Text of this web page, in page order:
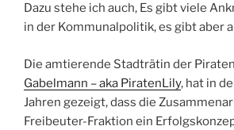
Dazu stehe ich auch, Es gibt viele
in der Kommunalpolitik, es gibt aber
Die amtierende Stadträtin der
Gabelmann – aka PiratenLily, hat in
Jahren gezeigt, dass die
Freibeuter-Fraktion ein